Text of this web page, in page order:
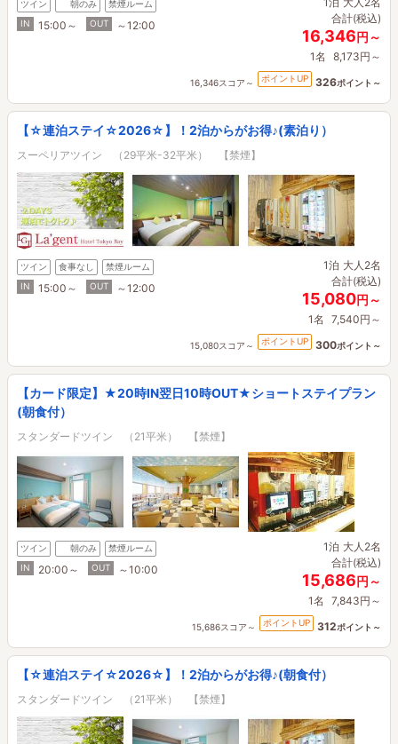
ツイン 朝のみ
禁煙ルーム
IN
15:00～ OUT ～12:00
合計(税込)
16,346円～
1名 8,173円～
16,346スコア～ ポイントUP 326ポイント～
【☆連泊ステイ☆2026☆】！2泊からがお得♪(素泊り）
スーペリアツイン （29平米-32平米） 【禁煙】
ツイン 食事なし
禁煙ルーム
IN
15:00～ OUT ～12:00
1泊 大人2名
合計(税込)
15,080円～
1名 7,540円～
15,080スコア～ ポイントUP 300ポイント～
【カード限定】★20時IN翌日10時OUT★ショートステイプラン
(朝食付）
スタンダードツイン （21平米） 【禁煙】
ツイン 朝のみ
禁煙ルーム
IN
20:00～ OUT ～10:00
1泊 大人2名
合計(税込)
15,686円～
1名 7,843円～
15,686スコア～ ポイントUP 312ポイント～
【☆連泊ステイ☆2026☆】！2泊からがお得♪(朝食付）
スタンダードツイン （21平米） 【禁煙】